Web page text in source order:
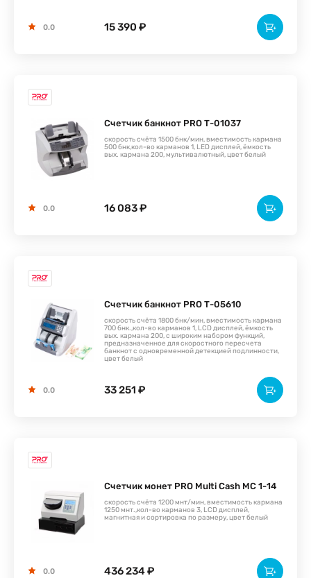
0.0 15 390 ₽
0.0
Счетчик банкнот PRO Т-01037
скорость счёта 1500 бнк/мин, вместимость кармана
500 бнк,кол-во карманов 1, LED дисплей, ёмкость
вых. кармана 200, мультивалютный, цвет белый
16 083 ₽
0.0
Счетчик банкнот PRO Т-05610
скорость счёта 1800 бнк/мин, вместимость кармана
700 бнк.,кол-во карманов 1, LCD дисплей, ёмкость
вых. кармана 200, с широким набором функций,
предназначенное для скоростного пересчета
банкнот с одновременной детекцией подлинности,
цвет белый
33 251 ₽
0.0
Счетчик монет PRO Multi Cash MC 1-14
скорость счёта 1200 мнт/мин, вместимость кармана
1250 мнт.,кол-во карманов 3, LCD дисплей,
магнитная и сортировка по размеру, цвет белый
436 234 ₽